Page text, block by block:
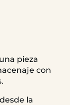
pieza
con
la